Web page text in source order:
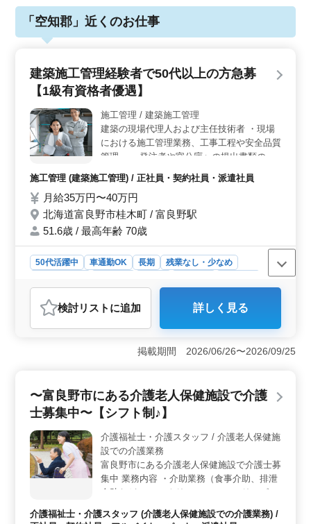
「空知郡」近くのお仕事
建築施工管理経験者で50代以上の方急募
【1級有資格者優遇】
施工管理 / 建築施工管理
建築の現場代理人および主任技術者 ・現場
における施工管理業務、工事工程や安全品質
管理、 ・発注者や官公庁への提出書類の作
場は富良野市、中富良野町、上富良野町、南
富良野町の富良野管内です。 50代・60代歓
迎企業です。 65歳も活躍しています。是非
ご応募下さい！
施工管理 (建築施工管理) / 正社員・契約社員・派遣社員
月給35万円〜40万円
北海道富良野市桂木町 / 富良野駅
51.6歳 / 最高年齢 70歳
50代活躍中 車通勤OK 長期
残業なし・少なめ
おすすめポイント
＜経験者に優しい環境＞ 50代以上の建築施工管理経験
者を急募しており、1級有資格者は優遇される点が魅力で
す。企業は50代・60代の経験者を歓迎し、65歳まで活躍
＞ 富良野市、中富良野町、上富良野町、南富良野町の
現場での施工管理業務で、土日が休みとなっており、さ
ルです。残業も少なめで、長期にわたり安定して働ける
環境が整っています。 ＜地域に根ざした活動＞ 富
良野市を拠点にしており、地域社会への貢献が期待され
る建築施工管理業務です。地域密着型の仕事であり、地
元への愛着や貢献意欲を持つ方にとって、やりがいを感
検討リスト に追加 詳しく見る
掲載期間 2026/06/26〜2026/09/25
〜富良野市にある介護老人保健施設で介護
士募集中〜【シフト制♪】
介護福祉士・介護スタッフ / 介護老人保健施
設での介護業務
富良野市にある介護老人保健施設で介護士募
集中 業務内容 ・介助業務（食事介助、排泄
介助など） ・レクリエーション ・リハビリ
・サービス利用者の家族との相談、助言 備
介護福祉士・介護スタッフ (介護老人保健施設での介護業務) /